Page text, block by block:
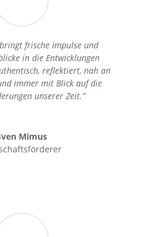
frische Impulse und
in die Entwicklungen
reflektiert, nah an
immer mit Blick auf die
unserer Zeit.”
Mimus